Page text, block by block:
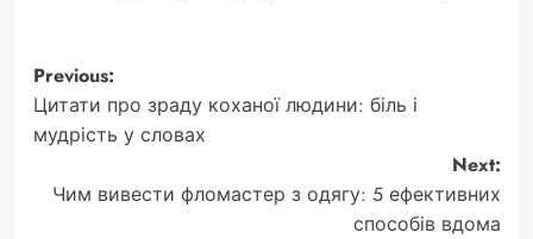
Post
navigation
Previous:
Цитати про зраду коханої людини: біль і
мудрість у словах
Next:
Чим вивести фломастер з одягу: 5 ефективних
способів вдома